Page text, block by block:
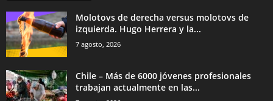
Molotovs de derecha versus molotovs de
izquierda. Hugo Herrera y la...
7 agosto, 2026
Chile – Más de 6000 jóvenes profesionales
trabajan actualmente en las...